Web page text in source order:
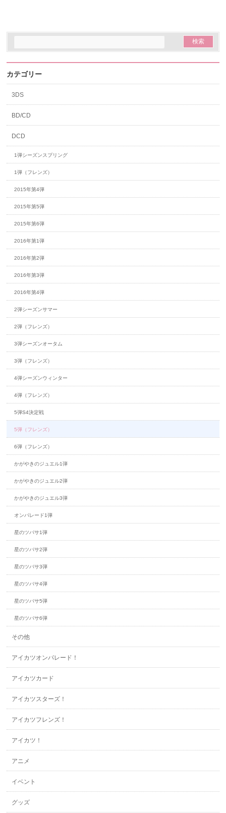
カテゴリー
3DS
BD/CD
DCD
1弾シーズンスプリング
1弾（フレンズ）
2015年第4弾
2015年第5弾
2015年第6弾
2016年第1弾
2016年第2弾
2016年第3弾
2016年第4弾
2弾シーズンサマー
2弾（フレンズ）
3弾シーズンオータム
3弾（フレンズ）
4弾シーズンウィンター
4弾（フレンズ）
5弾S4決定戦
5弾（フレンズ）
6弾（フレンズ）
かがやきのジュエル1弾
かがやきのジュエル2弾
かがやきのジュエル3弾
オンパレード1弾
星のツバサ1弾
星のツバサ2弾
星のツバサ3弾
星のツバサ4弾
星のツバサ5弾
星のツバサ6弾
その他
アイカツオンパレード！
アイカツカード
アイカツスターズ！
アイカツフレンズ！
アイカツ！
アニメ
イベント
グッズ